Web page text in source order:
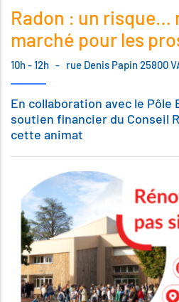
Radon : un risque…
marché pour les
10h - 12h - rue Denis Papin 25800
En collaboration avec le Pôle
soutien financier du Conseil
cette animat